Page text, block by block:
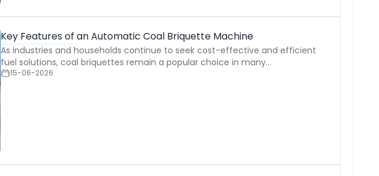
Key Features of an Automatic Coal Briquette Machine
As industries and households continue to seek cost-effective and efficient
fuel solutions, coal briquettes remain a popular choice in many…
15-06-2026